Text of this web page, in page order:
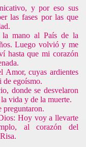
y por eso sus
las fases por las que
mano al País de la
Luego volvió y me
hasta que mi corazón
Amor, cuyas ardientes
de egoísmo.
donde se desvelaron
vida y de la muerte.
preguntaron.
Hoy voy a llevarte
al corazón del